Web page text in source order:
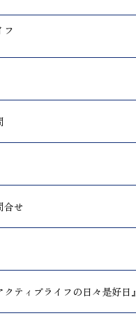
フ
合せ
クティブライフの日々是好日』